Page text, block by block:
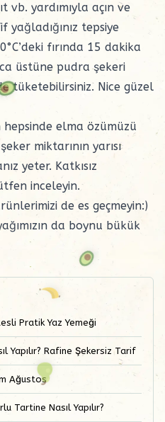
vb. yardımıyla açın ve
tepsiye
fırında 15 dakika
üstüne pudra şekeri
tüketebilirsiniz. Nice güzel
elma özümüzü
miktarının yarısı
yeter. Katkısız
inceleyin.
de es geçmeyin:)
da boynu bükük
Pratik Yaz Yemeği
Yapılır? Rafine Şekersiz Tarif
Ağustos
Tartine Nasıl Yapılır?